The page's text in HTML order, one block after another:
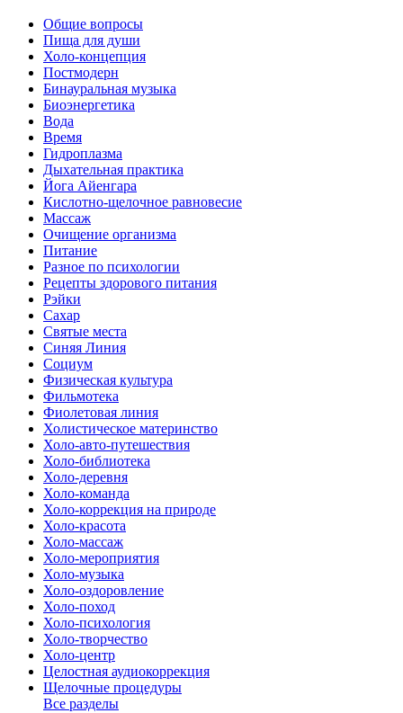
Общие вопросы
Пища для души
Холо-концепция
Постмодерн
Бинауральная музыка
Биоэнергетика
Вода
Время
Гидроплазма
Дыхательная практика
Йога Айенгара
Кислотно-щелочное равновесие
Массаж
Очищение организма
Питание
Разное по психологии
Рецепты здорового питания
Рэйки
Сахар
Святые места
Синяя Линия
Социум
Физическая культура
Фильмотека
Фиолетовая линия
Холистическое материнство
Холо-авто-путешествия
Холо-библиотека
Холо-деревня
Холо-команда
Холо-коррекция на природе
Холо-красота
Холо-массаж
Холо-мероприятия
Холо-музыка
Холо-оздоровление
Холо-поход
Холо-психология
Холо-творчество
Холо-центр
Целостная аудиокоррекция
Щелочные процедуры
Все разделы